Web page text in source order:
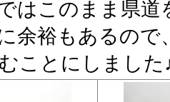
はこのまま県
余裕もあるの
ことにしました